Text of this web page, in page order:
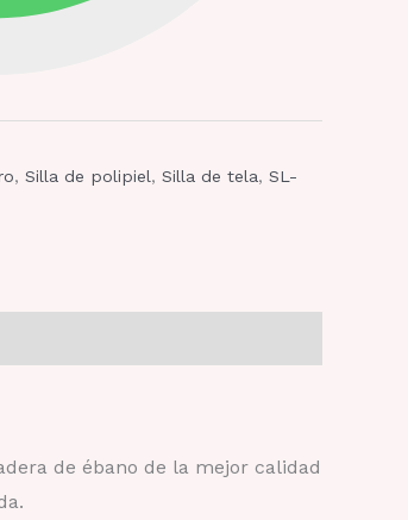
, Silla de polipiel, Silla de tela, SL-
de ébano de la mejor calidad